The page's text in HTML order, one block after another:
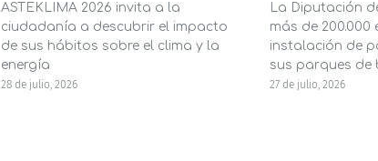
ASTEKLIMA 2026 invita a la
ciudadanía a descubrir el impacto
de sus hábitos sobre el clima y la
energía
28 de julio, 2026
La Diputación
más de 200.000
instalación de
sus parques de
27 de julio, 2026